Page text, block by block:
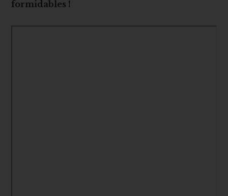
formidables !